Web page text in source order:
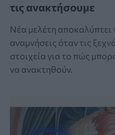
τις ανακτήσουμε
Νέα μελέτη αποκαλύπτει
αναμνήσεις όταν τις
στοιχεία για το πώς
να ανακτηθούν.